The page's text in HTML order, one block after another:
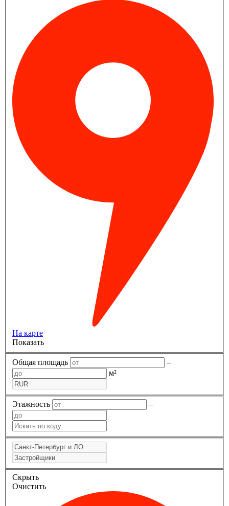
На карте
Показать
Общая площадь
–
м²
Этажность –
Скрыть
Очистить